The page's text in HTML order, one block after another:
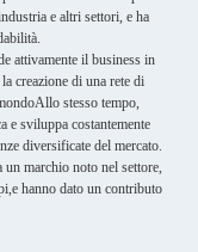
e altri settori, e ha
attivamente il business in
creazione di una rete di
stesso tempo,
e sviluppa costantemente
diversificate del mercato.
marchio noto nel settore,
hanno dato un contributo